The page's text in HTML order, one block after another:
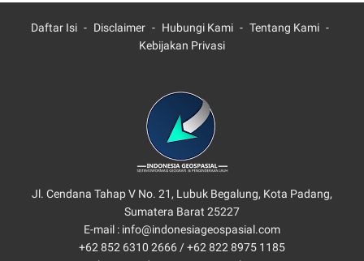
Daftar Isi Disclaimer Hubungi Kami
Tentang Kami
Kebijakan Privasi
Jl. Cendana Tahap V No. 21, Lubuk Begalung, Kota Padang,
Sumatera Barat 25227
E-mail : info@indonesiageospasial.com
+62 852 6310 2666 /+62 822 8975 1185